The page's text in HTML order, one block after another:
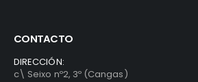
CONTACTO
DIRECCIÓN:
c\ Seixo nº2, 3º (Cangas)